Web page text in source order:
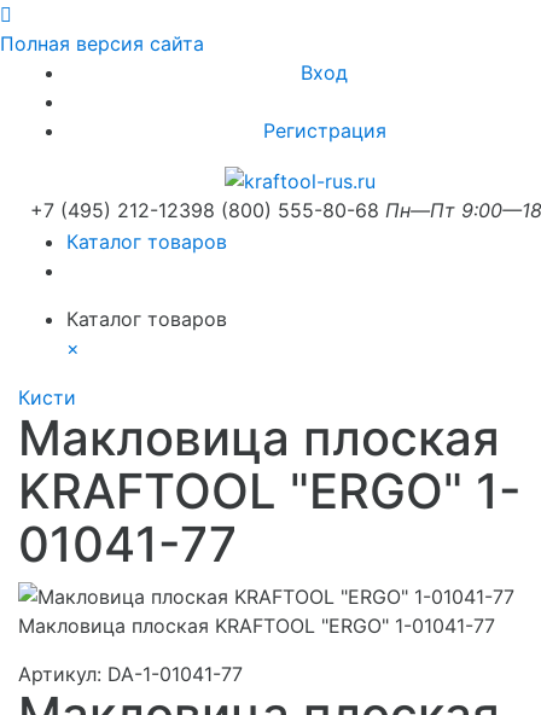
Полная версия сайта
Вход
Регистрация
+7 (495) 212-12398 (800) 555-80-68 Пн—Пт
Каталог товаров
Каталог товаров
×
Кисти
Макловица плоская
KRAFTOOL "ERGO" 1-
01041-77
Макловица плоская KRAFTOOL "ERGO" 1-01041-77
Артикул: DA-1-01041-77